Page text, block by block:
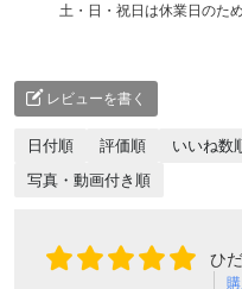
土・日・祝日は休業日のた
レビューを書く
日付順 評価順 いいね数
写真・動画付き順
ひ